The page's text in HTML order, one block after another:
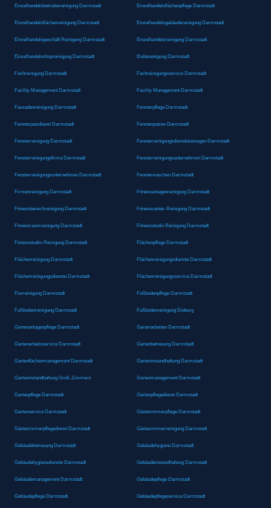
Einzelhandelsbetriebsreinigung Darmstadt Einzelhandelsflächenpflege Darmstadt
Einzelhandelsflächenreinigung Darmstadt Einzelhandelsgebäudereinigung Darmstadt
Einzelhandelsgeschäft Reinigung Darmstadt Einzelhandelsreinigung Darmstadt
Einzelhandelsshopreinigung Darmstadt Eisbeseitigung Darmstadt
Fachreinigung Darmstadt Fachreinigungsservice Darmstadt
Facility Management Darmstadt Facility Management Darmstadt
Fassadenreinigung Darmstadt Fensterpflege Darmstadt
Fensterputzdienst Darmstadt Fensterputzen Darmstadt
Fensterreinigung Darmstadt Fensterreinigungsdienstleistungen Darmstadt
Fensterreinigungsfirma Darmstadt Fensterreinigungsunternehmen Darmstadt
Fensterreinigungsunternehmen Darmstadt Fensterwaschen Darmstadt
Firmenreinigung Darmstadt Fitnessanlagenreinigung Darmstadt
Fitnessbereichreinigung Darmstadt Fitnesscenter-Reinigung Darmstadt
Fitnessraumreinigung Darmstadt Fitnessstudio Reinigung Darmstadt
Fitnessstudio-Reinigung Darmstadt Flächenpflege Darmstadt
Flächenreinigung Darmstadt Flächenreinigungsdienste Darmstadt
Flächenreinigungsdienste Darmstadt Flächenreinigungsservice Darmstadt
Flurreinigung Darmstadt Fußbodenpflege Darmstadt
Fußbodenreinigung Darmstadt Fußbodenreinigung Dieburg
Gartenanlagenpflege Darmstadt Gartenarbeiten Darmstadt
Gartenarbeitsservice Darmstadt Gartenbetreuung Darmstadt
Gartenflächenmanagement Darmstadt Garteninstandhaltung Darmstadt
Garteninstandhaltung Groß-Zimmern Gartenmanagement Darmstadt
Gartenpflege Darmstadt Gartenpflegedienst Darmstadt
Gartenservice Darmstadt Gästezimmerpflege Darmstadt
Gästezimmerpflegedienst Darmstadt Gästezimmerreinigung Darmstadt
Gebäudebetreuung Darmstadt Gebäudehygiene Darmstadt
Gebäudehygienedienste Darmstadt Gebäudeinstandhaltung Darmstadt
Gebäudemanagement Darmstadt Gebäudepflege Darmstadt
Gebäudepflege Darmstadt Gebäudepflegeservice Darmstadt